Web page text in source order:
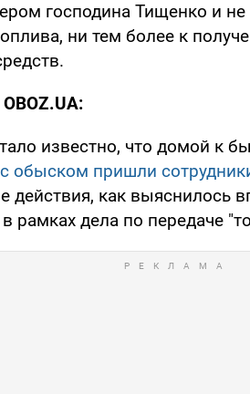
господина Тищенко и
ни тем более к
известно, что домой к
с обыском пришли
действия, как выяснилось
рамках дела по передаче